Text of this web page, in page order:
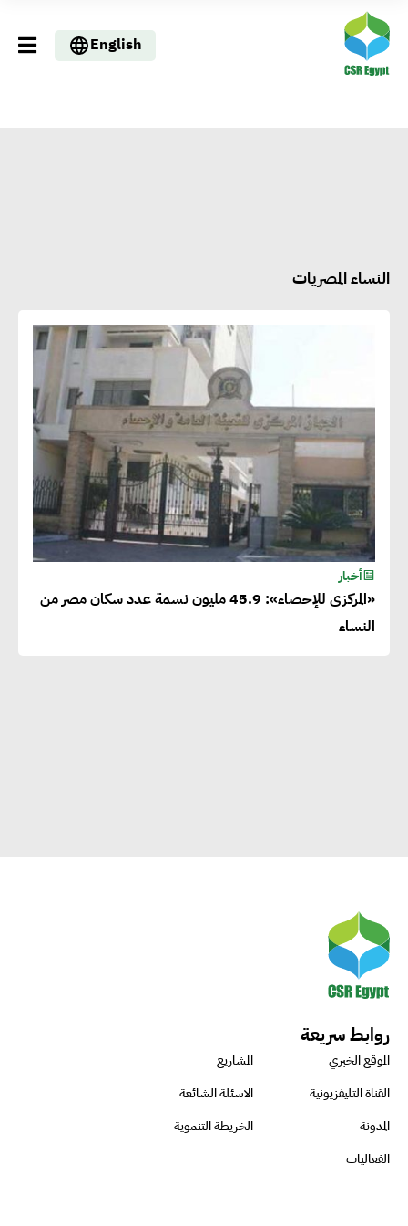
English
النساء المصريات
أخبار
«المركزى للإحصاء»: 45.9 مليون نسمة عدد سكان مصر من
النساء
روابط سريعة
الموقع الخبري
المشاريع
القناة التليفزيونية
الاسئلة الشائعة
المدونة
الخريطة التنموية
الفعاليات